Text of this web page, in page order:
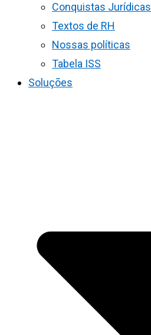
Conquistas Jurídicas
Textos de RH
Nossas políticas
Tabela ISS
Soluções